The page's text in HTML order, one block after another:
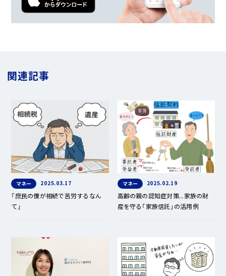
関連記事
マネー 2025.03.17
「庶民の僕が相続で苦労するなん
て」
マネー 2025.02.19
高齢の親の認知症対策...家族の財
産を守る「家族信託」の活用例